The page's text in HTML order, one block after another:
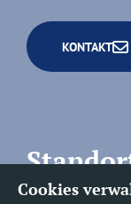
Cookies
KONTAKT